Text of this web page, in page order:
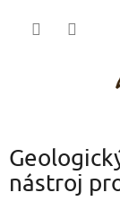
nástroj